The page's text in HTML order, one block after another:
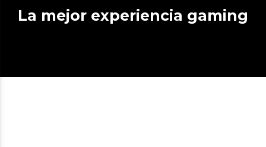
La mejor experiencia gaming